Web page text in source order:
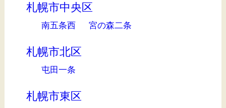
札幌市中央区
南五条西 宮の森二条
札幌市北区
屯田一条
札幌市東区